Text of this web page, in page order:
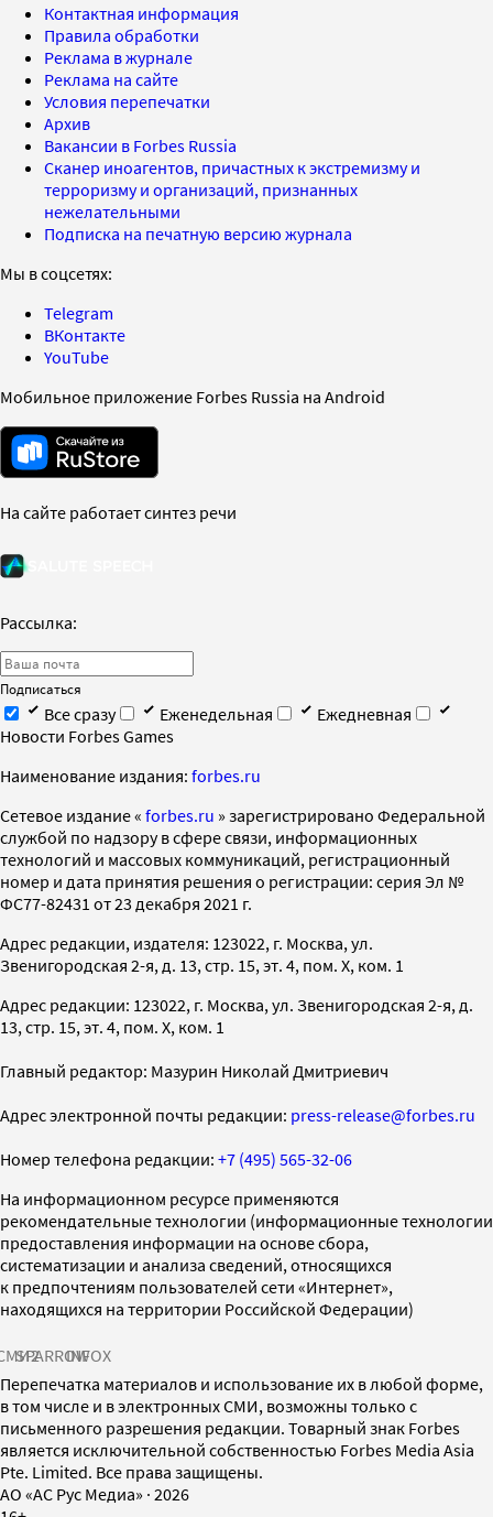
Контактная информация
Правила обработки
Реклама в журнале
Реклама на сайте
Условия перепечатки
Архив
Вакансии в Forbes Russia
Сканер иноагентов, причастных к экстремизму и
терроризму и организаций, признанных
нежелательными
Подписка на печатную версию журнала
Мы в соцсетях:
Telegram
ВКонтакте
YouTube
Мобильное приложение Forbes Russia на Android
На сайте работает синтез речи
Рассылка:
Подписаться
Все сразу Еженедельная
Ежедневная
Новости Forbes Games
Наименование издания: forbes.ru
Cетевое издание « forbes.ru » зарегистрировано Федеральной
службой по надзору в сфере связи, информационных
технологий и массовых коммуникаций, регистрационный
номер и дата принятия решения о регистрации: серия Эл №
ФС77-82431 от 23 декабря 2021 г.
Адрес редакции, издателя: 123022, г. Москва, ул.
Звенигородская 2-я, д. 13, стр. 15, эт. 4, пом. X, ком. 1
Адрес редакции: 123022, г. Москва, ул. Звенигородская 2-я, д.
13, стр. 15, эт. 4, пом. X, ком. 1
Главный редактор: Мазурин Николай Дмитриевич
Адрес электронной почты редакции: press-release@forbes.ru
Номер телефона редакции: +7 (495) 565-32-06
На информационном ресурсе применяются
рекомендательные технологии (информационные технологии
предоставления информации на основе сбора,
систематизации и анализа сведений, относящихся
к предпочтениям пользователей сети «Интернет»,
находящихся на территории Российской Федерации)
SPARROWINFOX
Перепечатка материалов и использование их в любой форме,
в том числе и в электронных СМИ, возможны только с
письменного разрешения редакции. Товарный знак Forbes
является исключительной собственностью Forbes Media Asia
Pte. Limited. Все права защищены.
AO «АС Рус Медиа» · 2026